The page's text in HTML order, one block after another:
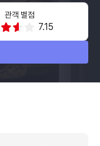
관객 별점
7.15